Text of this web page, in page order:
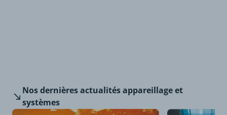
Nos dernièresactualités appareillage et
systèmes